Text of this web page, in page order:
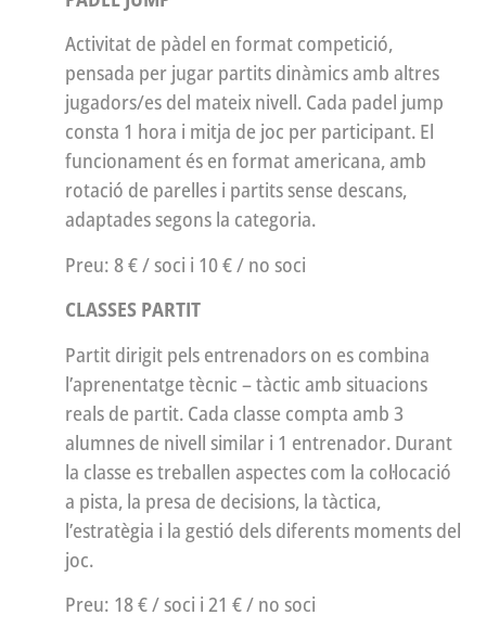
Activitat de pàdel en format competició,
pensada per jugar partits dinàmics amb altres
jugadors/es del mateix nivell. Cada padel jump
consta 1 hora i mitja de joc per participant. El
funcionament és en format americana, amb
rotació de parelles i partits sense descans,
adaptades segons la categoria.
Preu: 8 € / soci i 10 € / no soci
CLASSES PARTIT
Partit dirigit pels entrenadors on es combina
l’aprenentatge tècnic – tàctic amb situacions
reals de partit. Cada classe compta amb 3
alumnes de nivell similar i 1 entrenador. Durant
la classe es treballen aspectes com la col·locació
a pista, la presa de decisions, la tàctica,
l’estratègia i la gestió dels diferents moments del
joc.
Preu: 18 € / soci i 21 € / no soci